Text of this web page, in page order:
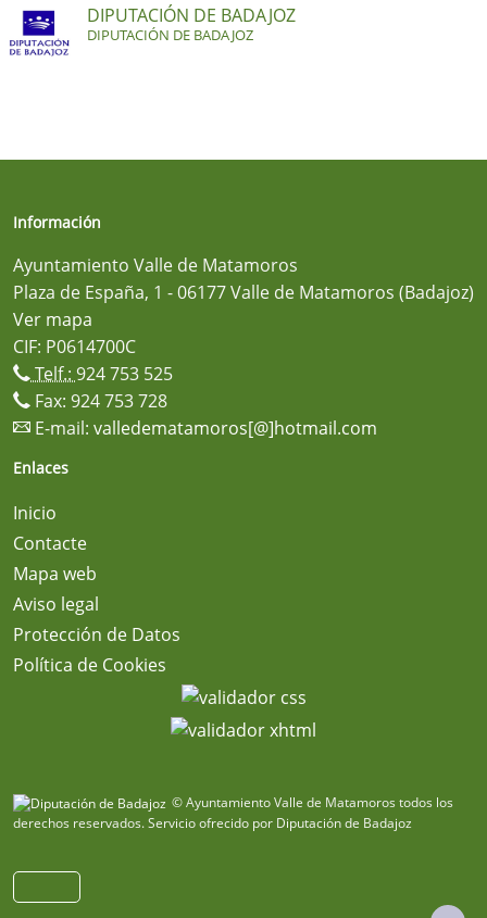
DIPUTACIÓN DE BADAJOZ
DIPUTACIÓN DE BADAJOZ
Información
Ayuntamiento Valle de Matamoros
Plaza de España, 1 - 06177 Valle de Matamoros (Badajoz)
Ver mapa
CIF: P0614700C
Telf.: 924 753 525
Fax: 924 753 728
E-mail: valledematamoros[@]hotmail.com
Enlaces
Inicio
Contacte
Mapa web
Aviso legal
Protección de Datos
Política de Cookies
© Ayuntamiento Valle de Matamoros todos los
derechos reservados.Servicio ofrecido por Diputación de Badajoz